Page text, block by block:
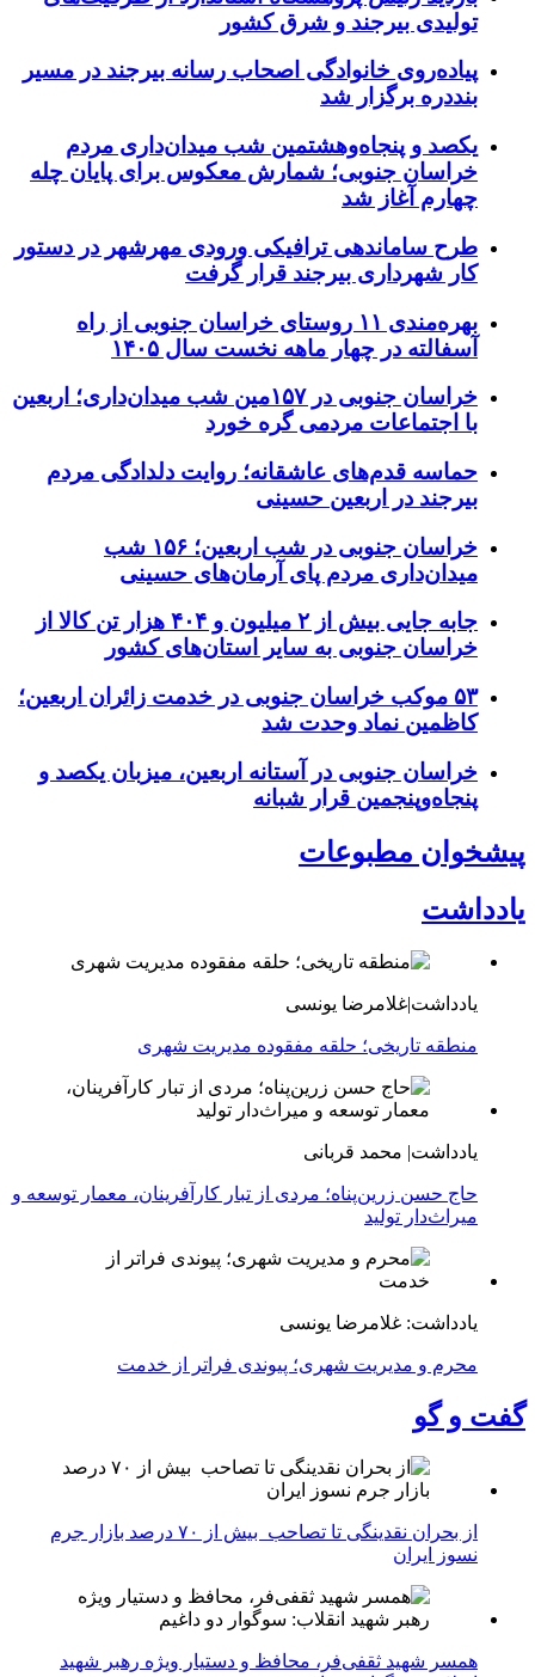
تولیدی بیرجند و شرق کشور
پیاده‌روی خانوادگی اصحاب رسانه بیرجند در مسیر
بنددره برگزار شد
یکصد و پنجاه‌وهشتمین شب میدان‌داری مردم
خراسان جنوبی؛ شمارش معکوس برای پایان چله
چهارم آغاز شد
طرح ساماندهی ترافیکی ورودی مهرشهر در دستور
کار شهرداری بیرجند قرار گرفت
بهره‌مندی ۱۱ روستای خراسان جنوبی از راه
آسفالته در چهار ماهه نخست سال ۱۴۰۵
خراسان جنوبی در ۱۵۷مین شب میدان‌داری؛ اربعین
با اجتماعات مردمی گره خورد
حماسه قدم‌های عاشقانه؛ روایت دلدادگی مردم
بیرجند در اربعین حسینی
خراسان جنوبی در شب اربعین؛ ۱۵۶ شب
میدان‌داری مردم پای آرمان‌های حسینی
جابه جایی بیش از ۲ میلیون و ۴۰۴ هزار تن کالا از
خراسان جنوبی به سایر استان‌های کشور
۵۳ موکب خراسان جنوبی در خدمت زائران اربعین؛
کاظمین نماد وحدت شد
خراسان جنوبی در آستانه اربعین، میزبان یکصد و
پنجاه‌وپنجمین قرار شبانه
پیشخوان مطبوعات
یادداشت
یادداشت|غلامرضا یونسی
منطقه تاریخی؛ حلقه مفقوده مدیریت شهری
یادداشت| محمد قربانی
حاج حسن زرین‌پناه؛ مردی از تبار کارآفرینان، معمار توسعه و
میراث‌دار تولید
یادداشت: غلامرضا یونسی
محرم و مدیریت شهری؛ پیوندی فراتر از خدمت
گفت و گو
از بحران نقدینگی تا تصاحب بیش از ۷۰ درصد بازار جرم
نسوز ایران
همسر شهید ثقفی‌فر، محافظ و دستیار ویژه رهبر شهید